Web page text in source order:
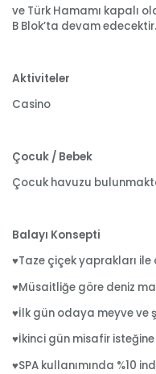
ve Türk Hamamı kapalı
B Blok’ta devam edecektir.
Aktiviteler
Casino
Çocuk / Bebek
Çocuk havuzu
Balayı Konsepti
♥Taze çiçek yaprakları ile
♥Müsaitliğe göre deniz
♥İlk gün odaya meyve ve
♥İkinci gün misafir
♥SPA kullanımında %10